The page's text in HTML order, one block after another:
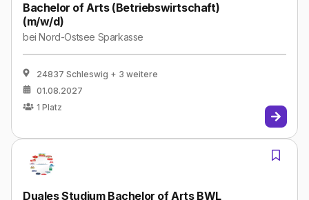
Bachelor of Arts (Betriebswirtschaft)
(m/w/d)
beiNord-Ostsee Sparkasse
24837 Schleswig + 3 weitere
01.08.2027
1 Platz
Duales Studium Bachelor of Arts BWL